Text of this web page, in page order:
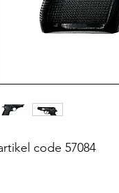
code 57084